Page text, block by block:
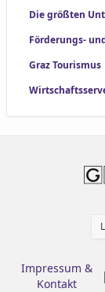
Die größten
Förderungs-
Graz Tourismus
Impressum &
Kontakt
|